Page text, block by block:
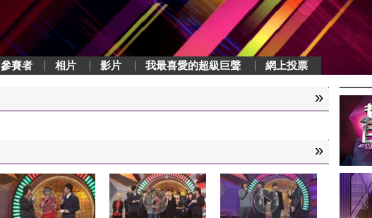
參賽者 相片 影片 我最喜愛的超級巨聲 網上投票
»
»